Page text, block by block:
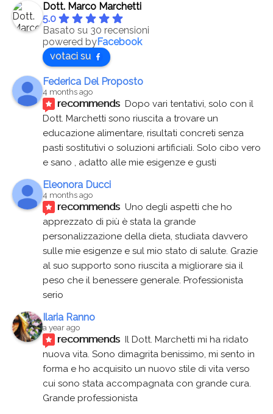
Dott. Marco Marchetti
5.0
Basato su 30 recensioni
powered byFacebook
votaci su
Federica Del Proposto
4 months ago
recommends Dopo vari tentativi, solo con il
Dott. Marchetti sono riuscita a trovare un
educazione alimentare, risultati concreti senza
pasti sostitutivi o soluzioni artificiali. Solo cibo vero
e sano , adatto alle mie esigenze e gusti
Eleonora Ducci
4 months ago
recommends Uno degli aspetti che ho
apprezzato di più è stata la grande
personalizzazione della dieta, studiata davvero
sulle mie esigenze e sul mio stato di salute. Grazie
al suo supporto sono riuscita a migliorare sia il
peso che il benessere generale. Professionista
serio
Ilaria Ranno
a year ago
recommends
Il Dott. Marchetti mi ha ridato
nuova vita. Sono dimagrita benissimo, mi sento in
forma e ho acquisito un nuovo stile di vita verso
cui sono stata accompagnata con grande cura.
Grande professionista